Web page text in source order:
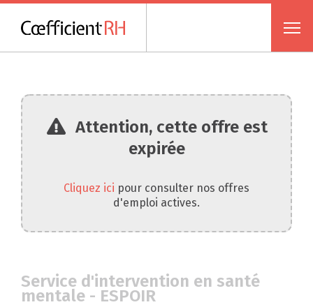
Attention, cette offre est
expirée
Cliquez ici pour consulter nos offres
d'emploi actives.
Service d'intervention en santé
mentale - ESPOIR